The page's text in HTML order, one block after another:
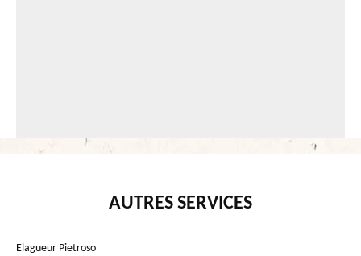
AUTRES SERVICES
Elagueur Pietroso